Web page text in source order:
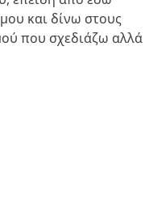
και δίνω στους
που σχεδιάζω αλλά